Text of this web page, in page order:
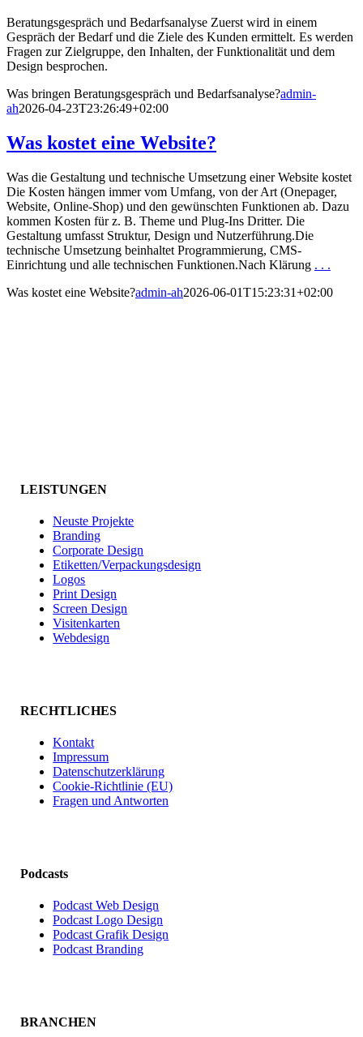
Beratungsgespräch und Bedarfsanalyse Zuerst wird in einem
Gespräch der Bedarf und die Ziele des Kunden ermittelt. Es werden
Fragen zur Zielgruppe, den Inhalten, der Funktionalität und dem
Design besprochen.
Was bringen Beratungsgespräch und Bedarfsanalyse?admin-
ah2026-04-23T23:26:49+02:00
Was kostet eine Website?
Was die Gestaltung und technische Umsetzung einer Website kostet
Die Kosten hängen immer vom Umfang, von der Art (Onepager,
Website, Online-Shop) und den gewünschten Funktionen ab. Dazu
kommen Kosten für z. B. Theme und Plug-Ins Dritter. Die
Gestaltung umfasst Struktur, Design und Nutzerführung.Die
technische Umsetzung beinhaltet Programmierung, CMS-
Einrichtung und alle technischen Funktionen.Nach Klärung . . .
Was kostet eine Website?admin-ah2026-06-01T15:23:31+02:00
LEISTUNGEN
Neuste Projekte
Branding
Corporate Design
Etiketten/Verpackungsdesign
Logos
Print Design
Screen Design
Visitenkarten
Webdesign
RECHTLICHES
Kontakt
Impressum
Datenschutzerklärung
Cookie-Richtlinie (EU)
Fragen und Antworten
Podcasts
Podcast Web Design
Podcast Logo Design
Podcast Grafik Design
Podcast Branding
BRANCHEN